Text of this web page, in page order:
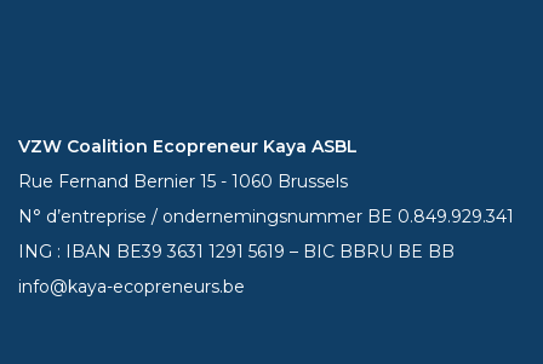
VZW Coalition Ecopreneur Kaya ASBL
Rue Fernand Bernier 15 - 1060 Brussels
N° d’entreprise / ondernemingsnummer BE 0.849.929.341
ING : IBAN BE393631 1291 5619 – BIC BBRU BE BB
info@kaya-ecopreneurs.be